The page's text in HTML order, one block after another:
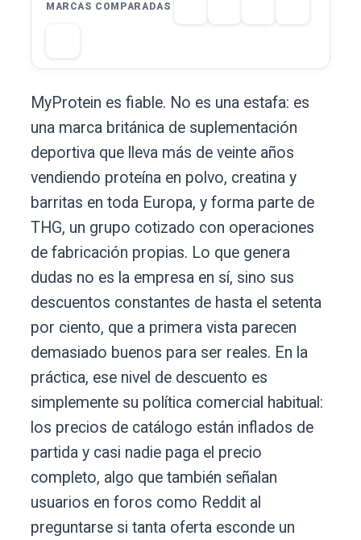
MARCAS COMPARADAS
MyProtein es fiable. No es una estafa: es
una marca británica de suplementación
deportiva que lleva más de veinte años
vendiendo proteína en polvo, creatina y
barritas en toda Europa, y forma parte de
THG, un grupo cotizado con operaciones
de fabricación propias. Lo que genera
dudas no es la empresa en sí, sino sus
descuentos constantes de hasta el setenta
por ciento, que a primera vista parecen
demasiado buenos para ser reales. En la
práctica, ese nivel de descuento es
simplemente su política comercial habitual:
los precios de catálogo están inflados de
partida y casi nadie paga el precio
completo, algo que también señalan
usuarios en foros como Reddit al
preguntarse si tanta oferta esconde un